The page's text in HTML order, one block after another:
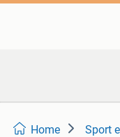
Home Sport